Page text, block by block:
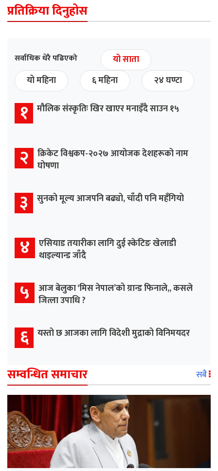
प्रतिक्रिया दिनुहोस
सर्वाधिक धेरै पढिएको
यो साता
यो महिना
६ महिना २४ घण्टा
१ मौलिक संस्कृतिः खिर खाएर मनाइँदै साउन १५
२ क्रिकेट विश्वकप-२०२७ आयोजक देशहरूको नाम
घोषणा
३ सुनको मूल्य आजपनि बढ्यो, चाँदी पनि महँगियो
४ एसियाड तयारीका लागि दुई स्केटिङ खेलाडी
थाइल्यान्ड जाँदै
५ आज बेलुका ‘मिस नेपाल’को ग्रान्ड फिनाले,, कसले
जित्ला उपाधि ?
६ यस्तो छ आजका लागि विदेशी मुद्राको विनिमयदर
सम्वन्धित समाचार सबै